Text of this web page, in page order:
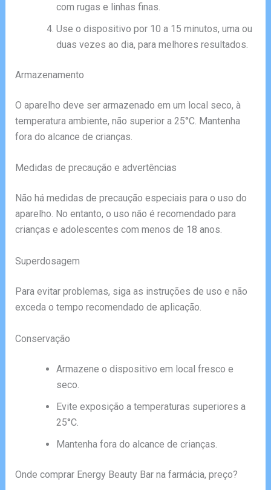
com rugas e linhas finas.
Use o dispositivo por 10 a 15 minutos, uma ou
duas vezes ao dia, para melhores resultados.
Armazenamento
O aparelho deve ser armazenado em um local seco, à
temperatura ambiente, não superior a 25°C. Mantenha
fora do alcance de crianças.
Medidas de precaução e advertências
Não há medidas de precaução especiais para o uso do
aparelho. No entanto, o uso não é recomendado para
crianças e adolescentes com menos de 18 anos.
Superdosagem
Para evitar problemas, siga as instruções de uso e não
exceda o tempo recomendado de aplicação.
Conservação
Armazene o dispositivo em local fresco e
seco.
Evite exposição a temperaturas superiores a
25°C.
Mantenha fora do alcance de crianças.
Onde comprar Energy Beauty Bar na farmácia, preço?